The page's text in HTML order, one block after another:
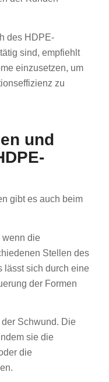
des HDPE-
sind, empfiehlt
einzusetzen, um
zu
und
gibt es auch beim
wenn die
Stellen des
lässt sich durch eine
der Formen
Schwund. Die
sie die
die